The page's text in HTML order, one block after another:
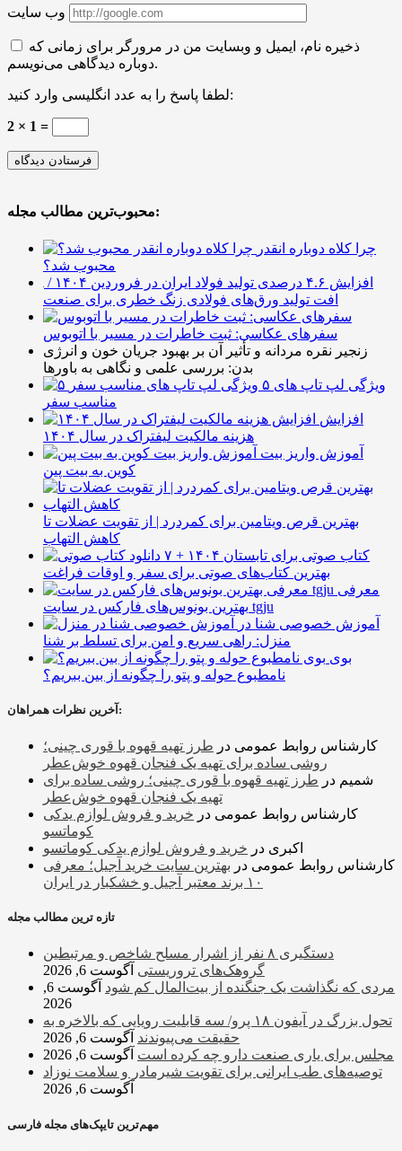
وب سایت
ذخیره نام، ایمیل و وبسایت من در مرورگر برای زمانی که
دوباره دیدگاهی می‌نویسم.
لطفا پاسخ را به عدد انگلیسی وارد کنید:
2 × 1 =
محبوب‌ترین مطالب مجله:
چرا کلاه دوباره انقدر
محبوب شد؟
افزایش ۴.۶ درصدی تولید فولاد ایران در فروردین ۱۴۰۴ /
افت تولید ورق‌های فولادی زنگ خطری برای صنعت
سفرهای عکاسی: ثبت خاطرات در مسیر با اتوبوس
زنجیر نقره مردانه و تأثیر آن بر بهبود جریان خون و انرژی
بدن: بررسی علمی و نگاهی به باورها
۵ ویژگی لپ تاپ های
مناسب سفر
افزایش
هزینه مالکیت لیفتراک در سال ۱۴۰۴
آموزش واریز بیت
کوین به بیت پین
بهترین قرص ویتامین برای کمردرد | از تقویت عضلات تا
کاهش التهاب
۷ کتاب صوتی برای تابستان ۱۴۰۴ +
بهترین کتاب‌های صوتی برای سفر و اوقات فراغت
معرفی
بهترین بونوس‌های فارکس در سایت tgju
آموزش خصوصی شنا در
منزل: راهی سریع و امن برای تسلط بر شنا
بوی
نامطبوع حوله و پتو را چگونه از بین ببریم؟
آخرین نظرات همراهان:
کارشناس روابط عمومی در طرز تهیه قهوه با قوری چینی؛
روشی ساده برای تهیه یک فنجان قهوه خوش‌عطر
شمیم در طرز تهیه قهوه با قوری چینی؛ روشی ساده برای
تهیه یک فنجان قهوه خوش‌عطر
کارشناس روابط عمومی در خرید و فروش لوازم یدکی
کوماتسو
اکبری در خرید و فروش لوازم یدکی کوماتسو
کارشناس روابط عمومی در بهترین سایت خرید آجیل؛ معرفی
۱۰ برند معتبر آجیل و خشکبار در ایران
تازه ترین مطالب مجله
دستگیری ۸ نفر از اشرار مسلح شاخص و مرتبطین
گروهک‌های تروریستی آگوست 6, 2026
مردی که نگذاشت یک جنگنده از بیت‌المال کم شود
آگوست 6,
2026
تحول بزرگ در آیفون ۱۸ پرو/ سه قابلیت رویایی که بالاخره به
حقیقت می‌پیوندند آگوست 6, 2026
مجلس برای یاری صنعت دارو چه کرده است آگوست 6, 2026
توصیه‌های طب ایرانی برای تقویت شیرمادر و سلامت نوزاد
آگوست 6, 2026
مهم‌ترین تایپک‌های مجله فارسی